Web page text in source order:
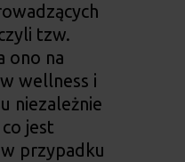
tzw.
ono na
wellness i
niezależnie
jest
przypadku